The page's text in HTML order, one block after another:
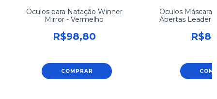
Óculos para Natação Winner
Mirror - Vermelho
R$98,80
COMPRAR
Óculos Máscara
Abertas Leader